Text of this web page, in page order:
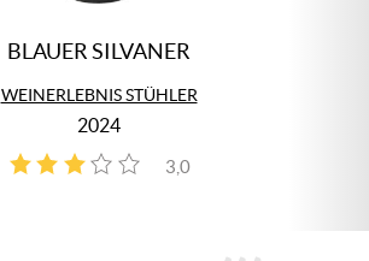
BLAUER SILVANER
WEINERLEBNIS STÜHLER
2024
3,0
3